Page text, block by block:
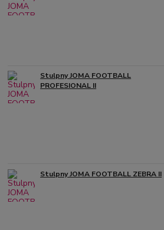
Stulpny JOMA FOOTBALL
PROFESIONAL II
Stulpny JOMA FOOTBALL ZEBRA II